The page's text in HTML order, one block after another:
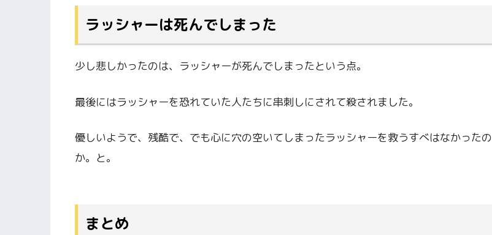
ラッシャーは死んでしまった
少し悲しかったのは、ラッシャーが死んでしまったという点。
最後にはラッシャーを恐れていた人たちに串刺しにされて殺されました。
優しいようで、残酷で、でも心に穴の空いてしまったラッシャーを救うすべはなかったの
か。と。
まとめ